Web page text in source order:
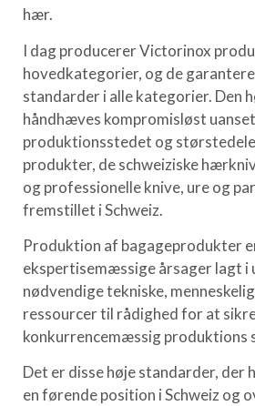
hær.
I dag producerer Victorinox
hovedkategorier, og de
standarder i alle kategorier. Den
håndhæves kompromisløst uanset
produktionsstedet og
produkter, de schweiziske
og professionelle knive, ure og
fremstillet i Schweiz.
Produktion af bagageprodukter
ekspertisemæssige årsager lagt i
nødvendige tekniske,
ressourcer til rådighed for at
konkurrencemæssig produktions
Det er disse høje standarder, der
en førende position i Schweiz og